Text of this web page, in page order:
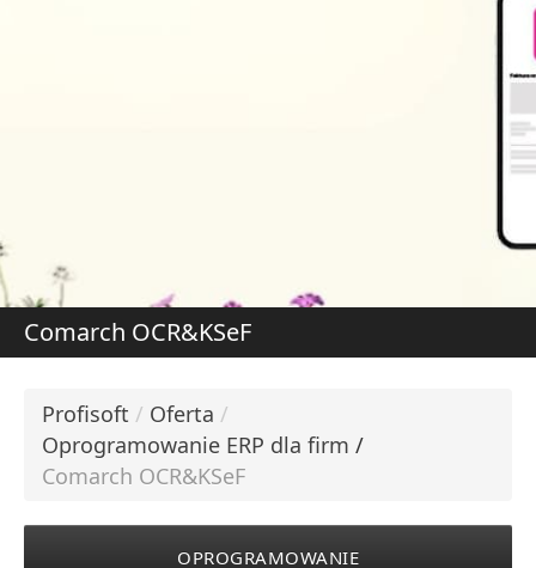
DOWIEDZ SIĘ
Comarch OCR&KSeF
Profisoft / Oferta /
Oprogramowanie ERP dla firm /
Comarch OCR&KSeF
OPROGRAMOWANIE